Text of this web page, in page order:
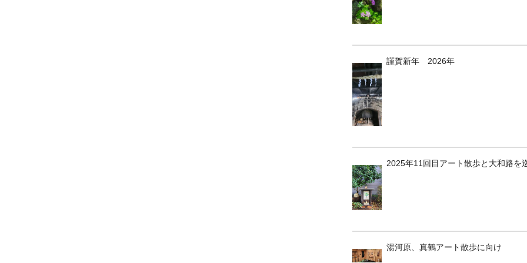
謹賀新年 2026年
2025年11回目アート散歩と大和路を
湯河原、真鶴アート散歩に向け